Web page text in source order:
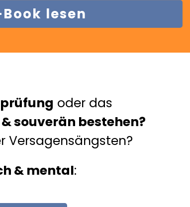
lesen
oder das
souverän bestehen?
Versagensängsten?
& mental: